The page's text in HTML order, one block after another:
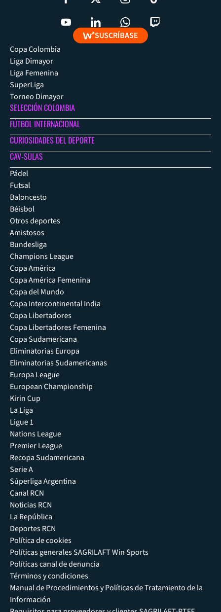
SUSCRÍBASE
Copa Colombia
Liga Dimayor
Liga Femenina
SuperLiga
Torneo Dimayor
SELECCIÓN COLOMBIA
FÚTBOL INTERNACIONAL
CURIOSIDADES DEL DEPORTE
CAV-SULAS
Pádel
Futsal
Baloncesto
Béisbol
Otros deportes
Amistosos
Bundesliga
Champions League
Copa América
Copa América Femenina
Copa del Mundo
Copa Intercontinental India
Copa Libertadores
Copa Libertadores Femenina
Copa Sudamericana
Eliminatorias Europa
Eliminatorias Sudamericanas
Europa League
European Championship
Kirin Cup
La Liga
Ligue 1
Nations League
Premier League
Recopa Sudamericana
Serie A
Súperliga Argentina
Canal RCN
Noticias RCN
La República
Deportes RCN
Política de cookies
Políticas generales SAGRILAFT Win Sports
Políticas canal de denuncia
Términos y condiciones
Manual de Procedimientos y Políticas de Tratamiento de la
Información